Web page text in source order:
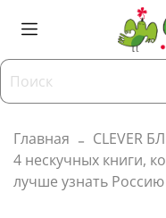
Главная
CLEVER
4 нескучных книги,
лучше узнать Россию